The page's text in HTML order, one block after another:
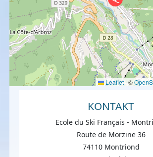
Leaflet | ©
KONTAKT
Ecole du Ski Français -
Route de Morzine 36
74110 Montriond